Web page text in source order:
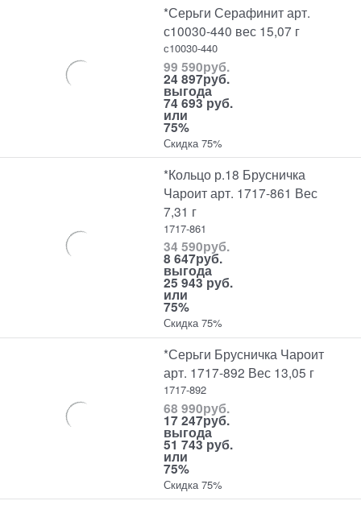
*Серьги Серафинит арт.
с10030-440 вес 15,07 г
с10030-440
99 590руб.
24 897руб.
выгода
74 693 руб.
или
75%
Скидка 75%
*Кольцо р.18 Брусничка
Чароит арт. 1717-861 Вес
7,31 г
1717-861
34 590руб.
8 647руб.
выгода
25 943 руб.
или
75%
Скидка 75%
*Серьги Брусничка Чароит
арт. 1717-892 Вес 13,05 г
1717-892
68 990руб.
17 247руб.
выгода
51 743 руб.
или
75%
Скидка 75%